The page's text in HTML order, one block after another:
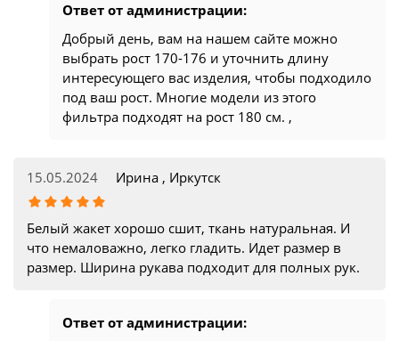
Ответ от администрации:
Добрый день, вам на нашем сайте можно
выбрать рост 170-176 и уточнить длину
интересующего вас изделия, чтобы подходило
под ваш рост. Многие модели из этого
фильтра подходят на рост 180 см. ,
15.05.2024 Ирина , Иркутск
Белый жакет хорошо сшит, ткань натуральная. И
что немаловажно, легко гладить. Идет размер в
размер. Ширина рукава подходит для полных рук.
Ответ от администрации: